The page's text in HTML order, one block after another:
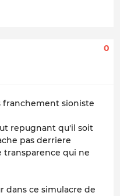
0
franchement sioniste
repugnant qu'il soit
pas derriere
qui ne
dans ce simulacre de